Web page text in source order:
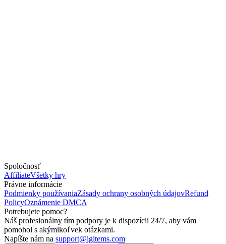
Spoločnosť
AffiliateVšetky hry
Právne informácie
Podmienky používaniaZásady ochrany osobných údajovRefund
PolicyOznámenie DMCA
Potrebujete pomoc?
Náš profesionálny tím podpory je k dispozícii 24/7, aby vám
pomohol s akýmikoľvek otázkami.
Napíšte nám na support@igitems.com